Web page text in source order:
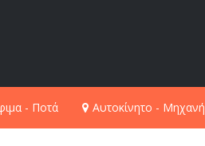
- Ποτά Αυτοκίνητο - Μηχανή